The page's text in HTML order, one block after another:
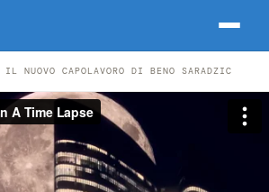
IL NUOVO CAPOLAVORO DI BENO SARADZIC